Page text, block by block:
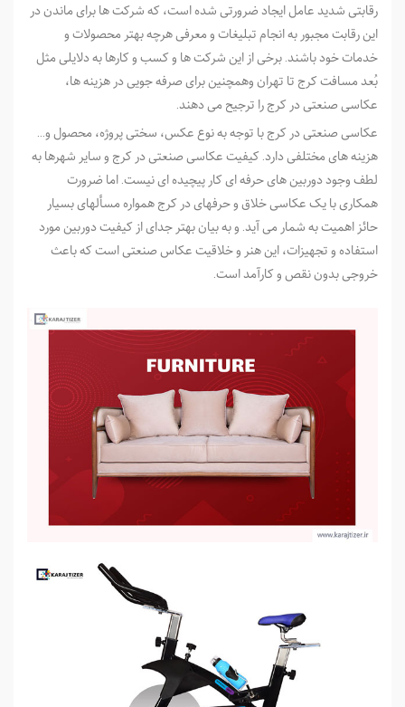
رقابتی شدید عامل ایجاد ضرورتی شده است، که شرکت ­ها برای ماندن در
این رقابت مجبور به انجام تبلیغات و معرفی هرچه بهتر محصولات و
خدمات خود باشند. برخی از این شرکت­ ها و کسب و کارها به دلایلی مثل
بُعد مسافت کرج تا تهران وهمچنین برای صرفه جویی در هزینه ها،
عکاسی صنعتی در کرج را ترجیح می دهند.
عکاسی صنعتی در کرج با توجه به نوع عکس، سختی پروژه، محصول و…
هزینه های مختلفی دارد. کیفیت عکاسی صنعتی در کرج و سایر شهرها به
لطف وجود دوربین های حرفه ای کار پیچیده ای نیست. اما ضرورت
همکاری با یک عکاسی خلاق و حرفه­ای در کرج همواره مسأله­ای بسیار
حائز اهمیت به شمار می ­آید. و به بیان بهتر جدای از کیفیت دوربین مورد
استفاده و تجهیزات، این هنر و خلاقیت عکاس صنعتی است که باعث
خروجی بدون نقص و کارآمد است.